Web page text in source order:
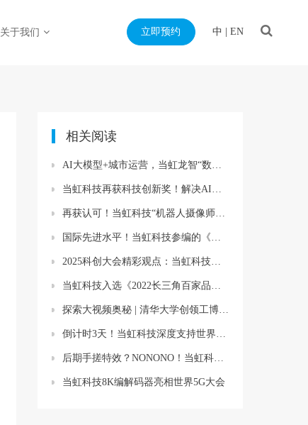
关于我们 立即预约 中 EN
相关阅读
AI大模型+城市运营，当虹龙智“数字安全员”亮相北京安博会！
当虹科技再获科技创新奖！解决AI直播包装与三维声监听痛点
再获认可！当虹科技“机器人摄像师”亮相全国专业级转播大会
国际先进水平！当虹科技参编的《先进高效视频编码》正式发布
2025科创大会精彩观点：当虹科技与央视总台共同探讨“机器人摄像师”
当虹科技入选《2022长三角百家品牌软件企业》名单
探索大视频奥秘 | 清华大学创领工博走进当虹科技
倒计时3天！当虹科技深度支持世界杯转播，会有哪些新亮点？
后期手搓特效？NONONO！当虹科技产品让直播“卷”出新高度
当虹科技8K编解码器亮相世界5G大会